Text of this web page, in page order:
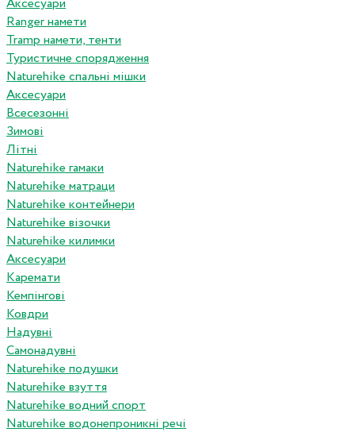
Аксесуари
Ranger намети
Tramp намети, тенти
Туристичне спорядження
Naturehike спальні мішки
Аксесуари
Всесезонні
Зимові
Літні
Naturehike гамаки
Naturehike матраци
Naturehike контейнери
Naturehike візочки
Naturehike килимки
Аксесуари
Каремати
Кемпінгові
Ковдри
Надувні
Самонадувні
Naturehike подушки
Naturehike взуття
Naturehike водний спорт
Naturehike водонепроникні речі